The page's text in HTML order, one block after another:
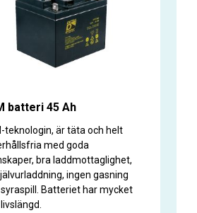
batteri 45 Ah
teknologin, är täta och helt
med goda
bra laddmottaglighet,
ingen gasning
Batteriet har mycket